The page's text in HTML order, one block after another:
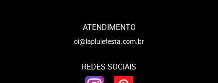
ATENDIMENTO
oi@lapluiefesta.com.br
REDES SOCIAIS